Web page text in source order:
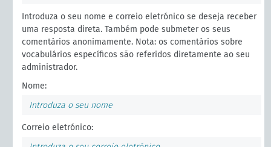
Introduza o seu nome e correio eletrónico se deseja receber
uma resposta direta. Também pode submeter os seus
comentários anonimamente. Nota: os comentários sobre
vocabulários específicos são referidos diretamente ao seu
administrador.
Nome:
Correio eletrónico: